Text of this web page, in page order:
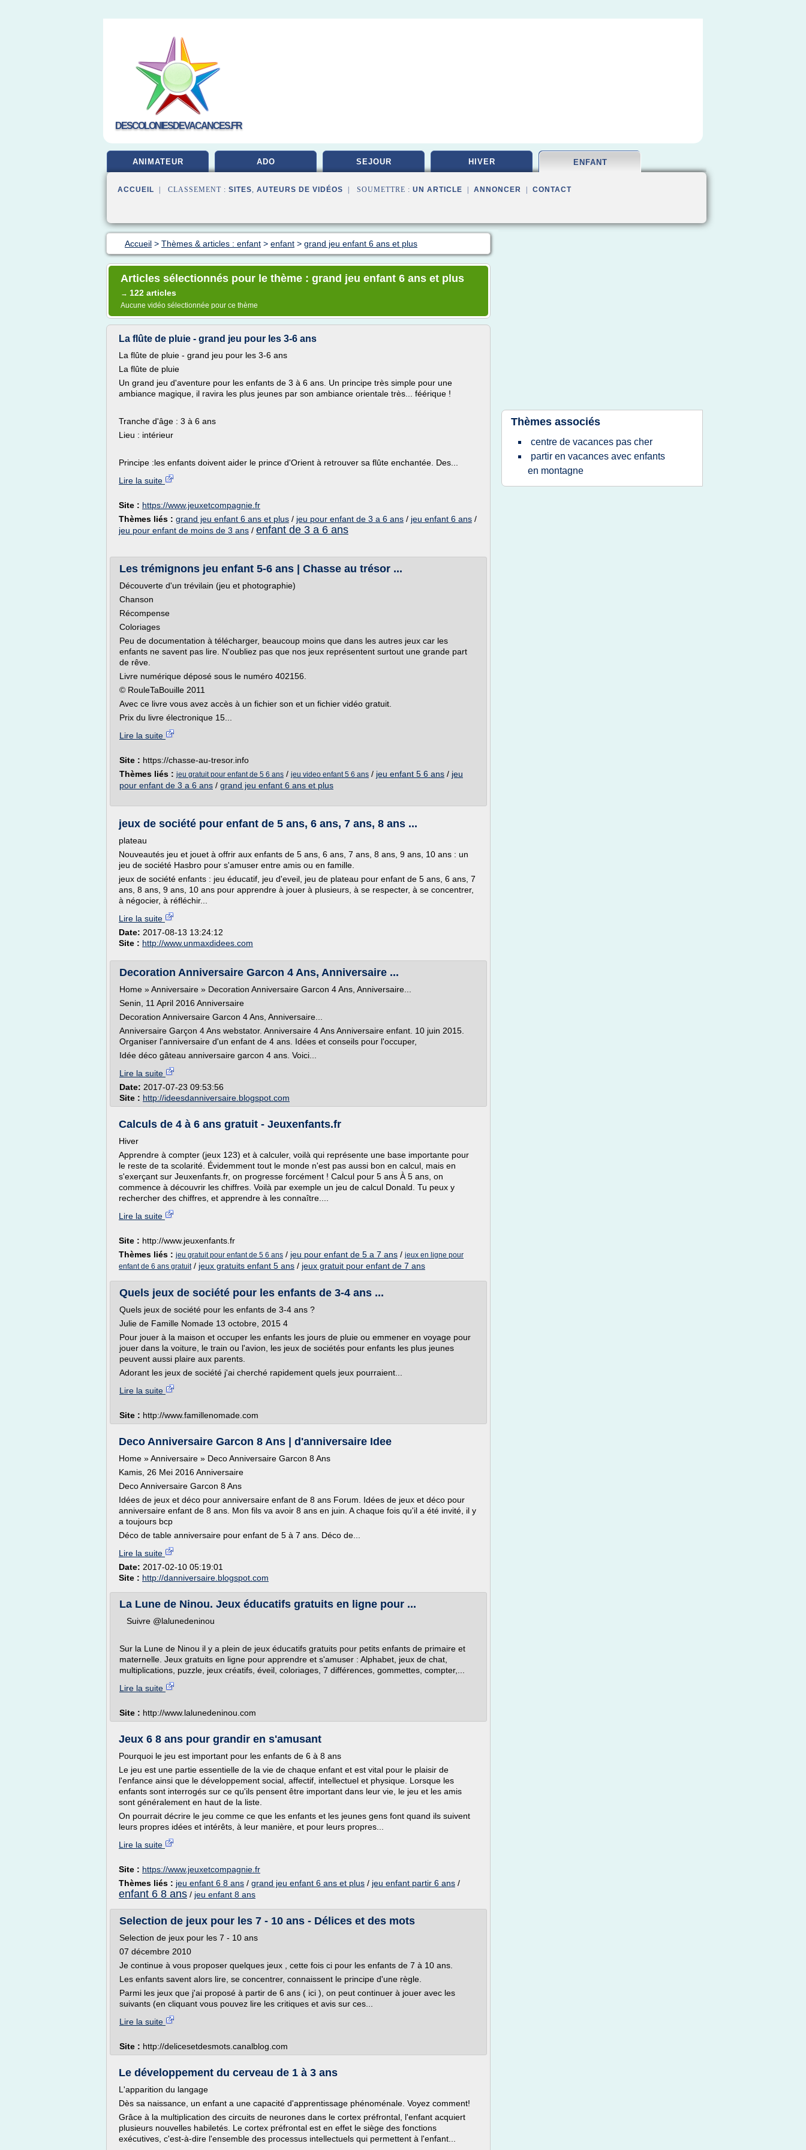
DESCOLONIESDEVACANCES.FR
ANIMATEUR ADO SEJOUR HIVER ENFANT
ACCUEIL | CLASSEMENT : SITES, AUTEURS DE VIDÉOS | SOUMETTRE : UN ARTICLE ANNONCER CONTACT
Accueil > Thèmes & articles : enfant > enfant > grand jeu enfant 6 ans et plus
Articles sélectionnés pour le thème : grand jeu enfant 6 ans et plus
→ 122 articles
Aucune vidéo sélectionnée pour ce thème
La flûte de pluie - grand jeu pour les 3-6 ans
La flûte de pluie - grand jeu pour les 3-6 ans
La flûte de pluie
Un grand jeu d'aventure pour les enfants de 3 à 6 ans. Un principe très simple pour une
ambiance magique, il ravira les plus jeunes par son ambiance orientale très... féérique !
Tranche d'âge : 3 à 6 ans
Lieu : intérieur
Principe :les enfants doivent aider le prince d'Orient à retrouver sa flûte enchantée. Des...
Lire la suite
Site : https://www.jeuxetcompagnie.fr
Thèmes liés : grand jeu enfant 6 ans et plus / jeu pour enfant de 3 a 6 ans / jeu enfant 6 ans /
jeu pour enfant de moins de 3 ans / enfant de 3 a 6 ans
Les trémignons jeu enfant 5-6 ans | Chasse au trésor ...
Découverte d'un trévilain (jeu et photographie)
Chanson
Récompense
Coloriages
Peu de documentation à télécharger, beaucoup moins que dans les autres jeux car les
enfants ne savent pas lire. N'oubliez pas que nos jeux représentent surtout une grande part
de rêve.
Livre numérique déposé sous le numéro 402156.
© RouleTaBouille 2011
Avec ce livre vous avez accès à un fichier son et un fichier vidéo gratuit.
Prix du livre électronique 15...
Lire la suite
Site : https://chasse-au-tresor.info
Thèmes liés : jeu gratuit pour enfant de 5 6 ans / jeu video enfant 5 6 ans / jeu enfant 5 6 ans / jeu
pour enfant de 3 a 6 ans / grand jeu enfant 6 ans et plus
jeux de société pour enfant de 5 ans, 6 ans, 7 ans, 8 ans ...
plateau
Nouveautés jeu et jouet à offrir aux enfants de 5 ans, 6 ans, 7 ans, 8 ans, 9 ans, 10 ans : un
jeu de société Hasbro pour s'amuser entre amis ou en famille.
jeux de société enfants : jeu éducatif, jeu d'eveil, jeu de plateau pour enfant de 5 ans, 6 ans, 7
ans, 8 ans, 9 ans, 10 ans pour apprendre à jouer à plusieurs, à se respecter, à se concentrer,
à négocier, à réfléchir...
Lire la suite
Date: 2017-08-13 13:24:12
Site : http://www.unmaxdidees.com
Decoration Anniversaire Garcon 4 Ans, Anniversaire ...
Home » Anniversaire » Decoration Anniversaire Garcon 4 Ans, Anniversaire...
Senin, 11 April 2016 Anniversaire
Decoration Anniversaire Garcon 4 Ans, Anniversaire...
Anniversaire Garçon 4 Ans webstator. Anniversaire 4 Ans Anniversaire enfant. 10 juin 2015.
Organiser l'anniversaire d'un enfant de 4 ans. Idées et conseils pour l'occuper,
Idée déco gâteau anniversaire garcon 4 ans. Voici...
Lire la suite
Date: 2017-07-23 09:53:56
Site : http://ideesdanniversaire.blogspot.com
Calculs de 4 à 6 ans gratuit - Jeuxenfants.fr
Hiver
Apprendre à compter (jeux 123) et à calculer, voilà qui représente une base importante pour
le reste de ta scolarité. Évidemment tout le monde n'est pas aussi bon en calcul, mais en
s'exerçant sur Jeuxenfants.fr, on progresse forcément ! Calcul pour 5 ans À 5 ans, on
commence à découvrir les chiffres. Voilà par exemple un jeu de calcul Donald. Tu peux y
rechercher des chiffres, et apprendre à les connaître....
Lire la suite
Site : http://www.jeuxenfants.fr
Thèmes liés : jeu gratuit pour enfant de 5 6 ans / jeu pour enfant de 5 a 7 ans / jeux en ligne pour
enfant de 6 ans gratuit/ jeux gratuits enfant 5 ans / jeux gratuit pour enfant de 7 ans
Quels jeux de société pour les enfants de 3-4 ans ...
Quels jeux de société pour les enfants de 3-4 ans ?
Julie de Famille Nomade 13 octobre, 2015 4
Pour jouer à la maison et occuper les enfants les jours de pluie ou emmener en voyage pour
jouer dans la voiture, le train ou l'avion, les jeux de sociétés pour enfants les plus jeunes
peuvent aussi plaire aux parents.
Adorant les jeux de société j'ai cherché rapidement quels jeux pourraient...
Lire la suite
Site : http://www.famillenomade.com
Deco Anniversaire Garcon 8 Ans | d'anniversaire Idee
Home » Anniversaire » Deco Anniversaire Garcon 8 Ans
Kamis, 26 Mei 2016 Anniversaire
Deco Anniversaire Garcon 8 Ans
Idées de jeux et déco pour anniversaire enfant de 8 ans Forum. Idées de jeux et déco pour
anniversaire enfant de 8 ans. Mon fils va avoir 8 ans en juin. A chaque fois qu'il a été invité, il y
a toujours bcp
Déco de table anniversaire pour enfant de 5 à 7 ans. Déco de...
Lire la suite
Date: 2017-02-10 05:19:01
Site : http://danniversaire.blogspot.com
La Lune de Ninou. Jeux éducatifs gratuits en ligne pour ...
Suivre @lalunedeninou
Sur la Lune de Ninou il y a plein de jeux éducatifs gratuits pour petits enfants de primaire et
maternelle. Jeux gratuits en ligne pour apprendre et s'amuser : Alphabet, jeux de chat,
multiplications, puzzle, jeux créatifs, éveil, coloriages, 7 différences, gommettes, compter,...
Lire la suite
Site : http://www.lalunedeninou.com
Jeux 6 8 ans pour grandir en s'amusant
Pourquoi le jeu est important pour les enfants de 6 à 8 ans
Le jeu est une partie essentielle de la vie de chaque enfant et est vital pour le plaisir de
l'enfance ainsi que le développement social, affectif, intellectuel et physique. Lorsque les
enfants sont interrogés sur ce qu'ils pensent être important dans leur vie, le jeu et les amis
sont généralement en haut de la liste.
On pourrait décrire le jeu comme ce que les enfants et les jeunes gens font quand ils suivent
leurs propres idées et intérêts, à leur manière, et pour leurs propres...
Lire la suite
Site : https://www.jeuxetcompagnie.fr
Thèmes liés : jeu enfant 6 8 ans / grand jeu enfant 6 ans et plus / jeu enfant partir 6 ans /
enfant 6 8 ans / jeu enfant 8 ans
Selection de jeux pour les 7 - 10 ans - Délices et des mots
Selection de jeux pour les 7 - 10 ans
07 décembre 2010
Je continue à vous proposer quelques jeux , cette fois ci pour les enfants de 7 à 10 ans.
Les enfants savent alors lire, se concentrer, connaissent le principe d'une règle.
Parmi les jeux que j'ai proposé à partir de 6 ans ( ici ), on peut continuer à jouer avec les
suivants (en cliquant vous pouvez lire les critiques et avis sur ces...
Lire la suite
Site : http://delicesetdesmots.canalblog.com
Le développement du cerveau de 1 à 3 ans
L'apparition du langage
Dès sa naissance, un enfant a une capacité d'apprentissage phénoménale. Voyez comment!
Grâce à la multiplication des circuits de neurones dans le cortex préfrontal, l'enfant acquiert
plusieurs nouvelles habiletés. Le cortex préfrontal est en effet le siège des fonctions
exécutives, c'est-à-dire l'ensemble des processus intellectuels qui permettent à l'enfant...
Thèmes associés
centre de vacances pas cher
partir en vacances avec enfants
en montagne